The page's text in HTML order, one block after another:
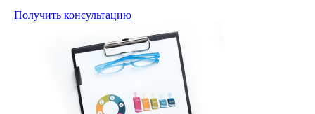
Получить консультацию